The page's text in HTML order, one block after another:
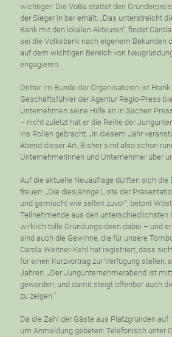
wichtiger: Die VoBa stattet den
der Sieger in bar erhält. „Das unterstreicht
Bank mit den lokalen Akteuren“, findet
sei die Volksbank nach eigenem Bekunden
auf dem wichtigen Bereich von
engagieren.
Dritter im Bunde der Organisatoren ist
Geschäftsführer der Agentur Regio-Press
Unternehmen seine Hilfe an in Sachen
– nicht zuletzt hat er die Reihe der
ins Rollen gebracht. „In diesem Jahr
Abend dieser Art. Bisher sind also schon
Unternehmerinnen und Unternehmer über
Auf die aktuelle Neuauflage dürften sich die
freuen: „Die diesjährige Liste der
und gemischt wie selten zuvor“, betont
Teilnehmende aus den unterschiedlichsten
wirklich tolle Gründungsideen dabei – und
sind auch die Gewinne, die für unsere
Carola Weitner-Kehl hat registriert, dass
für einen Kurzvortrag zur Verfügung stellen,
Jahren. „Der Jungunternehmerabend ist
geworden, und damit steigt offenbar auch
zu zeigen.“
Da die Zahl der Gäste aus Platzgründen auf
um Anmeldung gebeten: Telefonisch unter